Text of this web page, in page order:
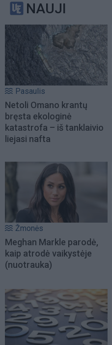
NAUJI
Pasaulis
Netoli Omano krantų
bręsta ekologinė
katastrofa – iš tanklaivio
liejasi nafta
Žmonės
Meghan Markle parodė,
kaip atrodė vaikystėje
(nuotrauka)